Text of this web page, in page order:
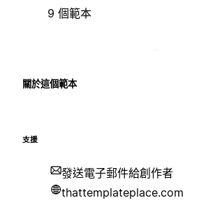
9 個範本
關於這個範本
支援
發送電子郵件給創作者
thattemplateplace.com